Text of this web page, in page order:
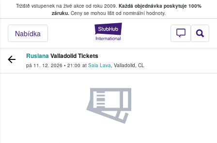
Tržiště vstupenek na živé akce od roku 2009. Každá objednávka poskytuje 100%
záruku.Ceny se mohou lišit od nominální hodnoty.
StubHub –
Nabídka
kde fanoušci kupují a prodávají vstupenky
RuslanaValladolid Tickets
pá 11. 12. 2026 • 21:00 at Sala Lava, Valladolid, CL